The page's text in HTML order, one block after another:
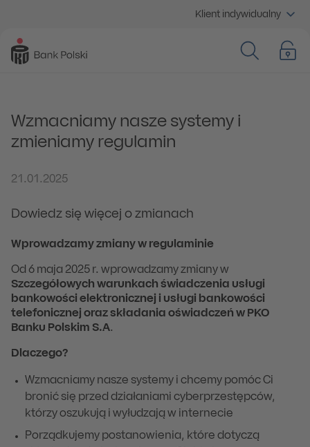
Klient indywidualny
Wzmacniamy nasze systemy i
zmieniamy regulamin
21.01.2025
Dowiedz się więcej o zmianach
Wprowadzamy zmiany w regulaminie
Od 6 maja 2025 r. wprowadzamy zmiany w
Szczegółowych warunkach świadczenia usługi
bankowości elektronicznej i usługi bankowości
telefonicznej oraz składania oświadczeń w PKO
Banku Polskim S.A.
Dlaczego?
Wzmacniamy nasze systemy i chcemy pomóc Ci
bronić się przed działaniami cyberprzestępców,
którzy oszukują i wyłudzają w internecie
Porządkujemy postanowienia, które dotyczą